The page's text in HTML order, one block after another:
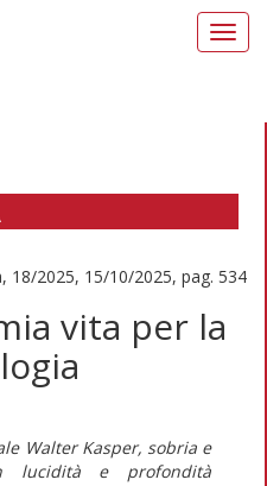
18/2025, 15/10/2025, pag. 534
vita per la
Walter Kasper, sobria e
lucidità e profondità